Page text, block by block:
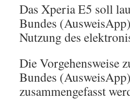
Das Xperia E5 soll
Bundes
Nutzung des
Die Vorgehensweise
Bundes
zusammengefasst